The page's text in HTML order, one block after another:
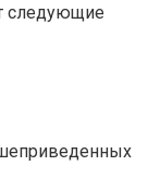
следующие